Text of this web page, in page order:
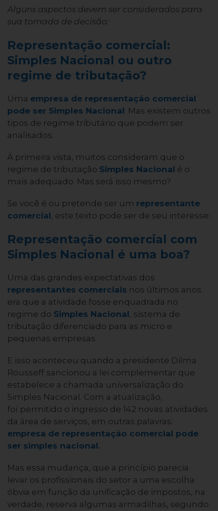
Alguns aspectos devem ser considerados para
sua tomada de decisão:
Representação comercial:
Simples Nacional ou outro
regime de tributação?
Uma empresa de representação comercial
pode ser Simples Nacional. Mas existem outros
tipos de regime tributário que podem ser
analisados.
À primeira vista, muitos consideram que o
regime de tributação Simples Nacional é o
mais adequado. Mas será isso mesmo?
Se você é ou pretende ser um representante
comercial, este texto pode ser de seu interesse:
Representação comercial com
Simples Nacional é uma boa?
Uma das grandes expectativas dos
representantes comerciais nos últimos anos
era que a atividade fosse enquadrada no
regime do Simples Nacional, sistema de
tributação diferenciado para as micro e
pequenas empresas.
E isso aconteceu quando a presidente Dilma
Rousseff sancionou a lei complementar que
estabelece a chamada universalização do
Simples Nacional. Com a atualização,
foi permitido o ingresso de 142 novas atividades
da área de serviços, em outras palavras:
empresa de representação comercial pode
ser simples nacional.
Mas essa mudança, que a princípio parecia
levar os profissionais do setor a uma escolha
óbvia em função da unificação de impostos, na
verdade, reserva algumas armadilhas, segundo